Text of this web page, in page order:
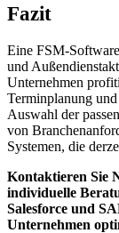
Fazit
Eine FSM-
und
Unternehmen
Terminplanung
Auswahl der
von
Systemen, die
Kontaktieren Sie
individuelle
Salesforce und
Unternehmen